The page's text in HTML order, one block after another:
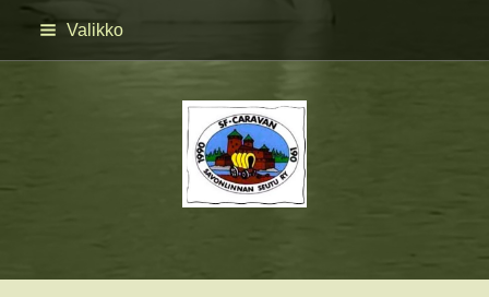
Siirry
sivun
sisältöön
Valikko
SFC Savonlinnan seutu